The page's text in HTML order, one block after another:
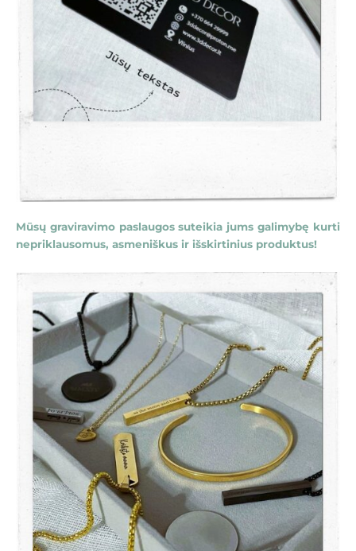
Mūsų graviravimo paslaugos suteikia jums galimybę kurti
nepriklausomus, asmeniškus ir išskirtinius produktus!